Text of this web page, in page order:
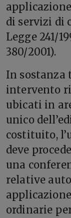
di servizi di
Legge 241/
380/2001).
In sostanza
intervento
ubicati in
unico
costituito,
deve
una
relative
ordinarie